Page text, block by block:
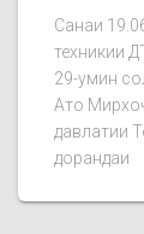
Санаи
техникии
29-умин
Ато
давлатии
дорандаи